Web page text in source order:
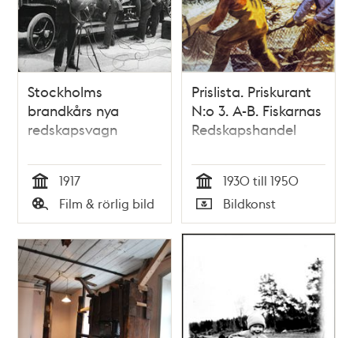
Stockholms
brandkårs nya
redskapsvagn
Tid
1917
Typ
Film & rörlig bild
Prislista. Priskurant
N:o 3. A-B. Fiskarnas
Redskapshandel
Tid
1930 till 1950
Typ
Bildkonst